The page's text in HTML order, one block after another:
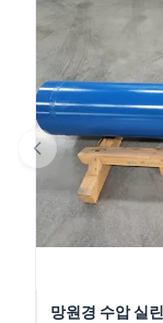
망원경 수압 실